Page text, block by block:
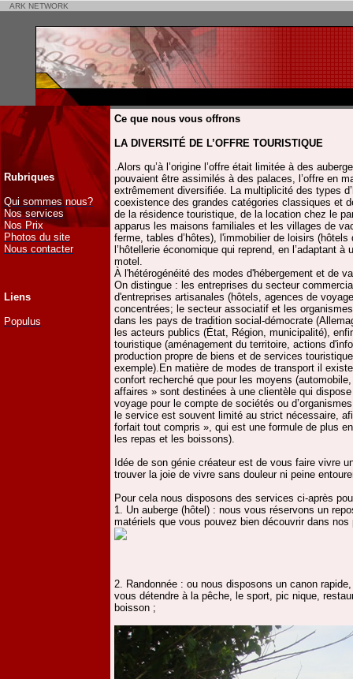
ARK NETWORK
Rubriques
Qui sommes nous?
Nos services
Nos Prix
Photos du site
Nous contacter
Liens
Populus
Ce que nous vous offrons
LA DIVERSITÉ DE L’OFFRE TOURISTIQUE
.Alors qu’à l’origine l’offre était limitée à des
pouvaient être assimilés à des palaces, l’offre en
extrêmement diversifiée. La multiplicité des types
coexistence des grandes catégories classiques et
de la résidence touristique, de la location chez le
apparus les maisons familiales et les villages de
ferme, tables d’hôtes), l'immobilier de loisirs
l’hôtellerie économique qui reprend, en l’adaptant
motel.
À l'hétérogénéité des modes d'hébergement et de
On distingue : les entreprises du secteur
d'entreprises artisanales (hôtels, agences de
concentrées; le secteur associatif et les
dans les pays de tradition social-démocrate
les acteurs publics (État, Région, municipalité),
touristique (aménagement du territoire, actions
production propre de biens et de services
exemple).En matière de modes de transport il
confort recherché que pour les moyens
affaires » sont destinées à une clientèle qui
voyage pour le compte de sociétés ou
le service est souvent limité au strict nécessaire,
forfait tout compris », qui est une formule de plus
les repas et les boissons).
Idée de son génie créateur est de vous faire vivre
trouver la joie de vivre sans douleur ni peine
Pour cela nous disposons des services ci-après
1. Un auberge (hôtel) : nous vous réservons un
matériels que vous pouvez bien découvrir dans
2. Randonnée : ou nous disposons un canon
vous détendre à la pêche, le sport, pic nique,
boisson ;